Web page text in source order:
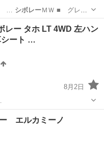
… シボレーＭＷ ■ グレ
レー タホ LT 4WD 左ハン
シート …
8月2日
エルカミーノ